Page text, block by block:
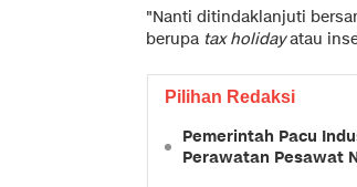
"Nanti ditindaklanjuti
berupa tax holidayatau
Pilihan Redaksi
Pemerintah Pacu
Perawatan Pesawat